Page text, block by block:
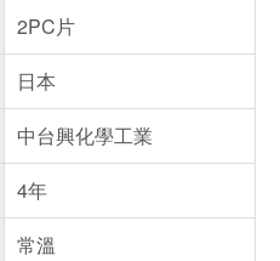
2PC片
日本
中台興化學工業
4年
常溫